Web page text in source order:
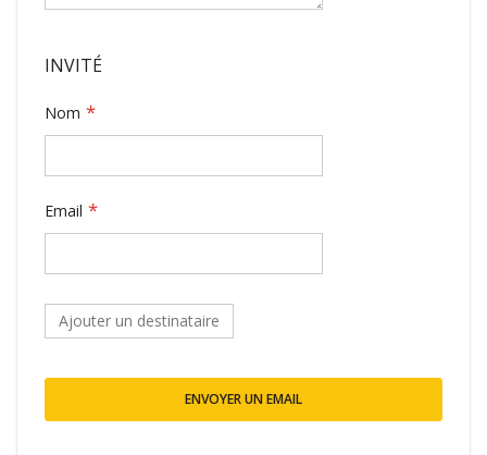
INVITÉ
Nom
Email
Ajouter un destinataire
ENVOYER UN EMAIL